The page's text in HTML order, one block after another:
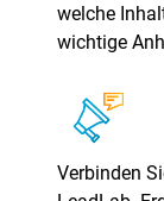
welche
wichtige
Verbinden